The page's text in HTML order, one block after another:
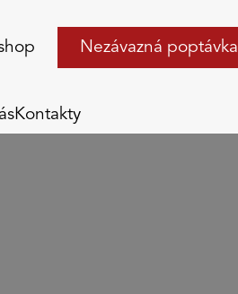
Kontakty
Nezávazná poptávka